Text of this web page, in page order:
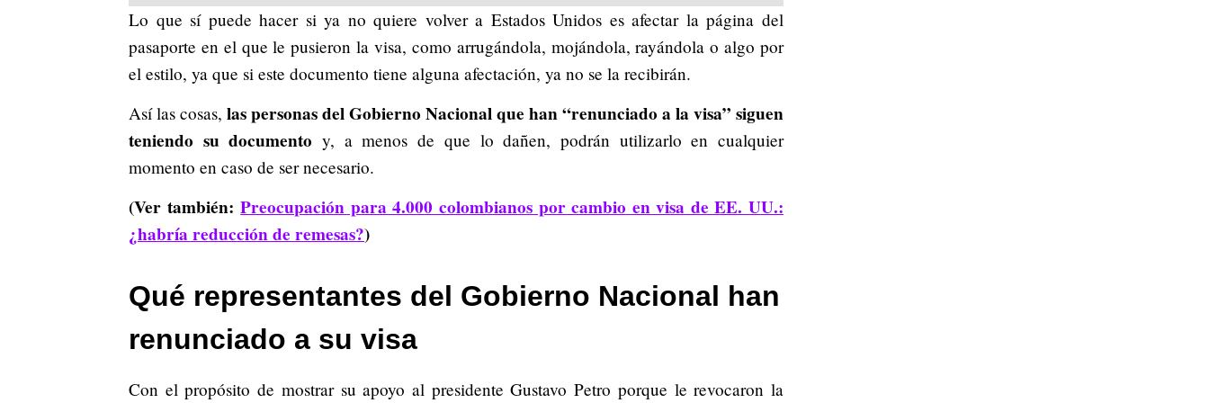
Lo que sí puede hacer si ya no quiere volver a Estados Unidos es afectar la página del
pasaporte en el que le pusieron la visa, como arrugándola, mojándola, rayándola o algo por
el estilo, ya que si este documento tiene alguna afectación, ya no se la recibirán.
Así las cosas, las personas del Gobierno Nacional que han “renunciado a la visa” siguen
teniendo su documento y, a menos de que lo dañen, podrán utilizarlo en cualquier
momento en caso de ser necesario.
(Ver también:Preocupación para 4.000 colombianos por cambio en visa de EE. UU.:
¿habría reducción de remesas?)
Qué representantes del Gobierno Nacional han
renunciado a su visa
Con el propósito de mostrar su apoyo al presidente Gustavo Petro porque le revocaron la